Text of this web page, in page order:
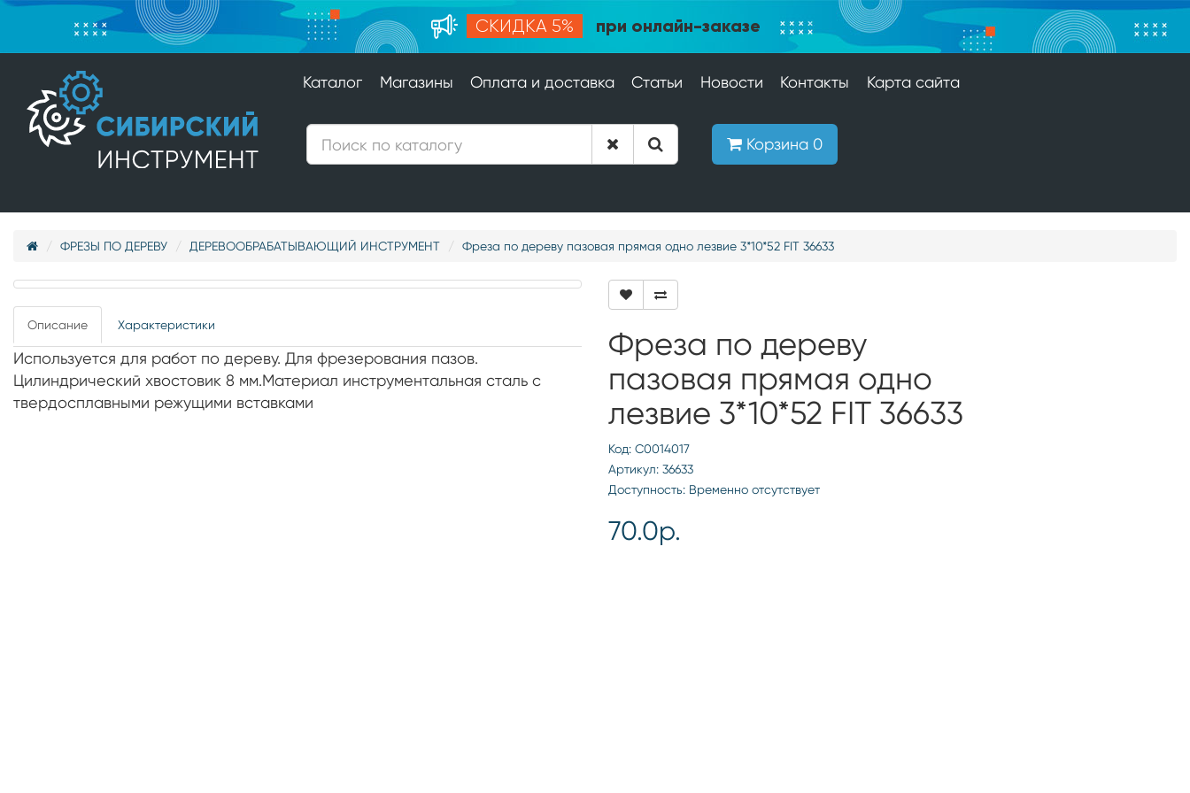
СКИДКА 5% при онлайн-заказе
Каталог Магазины Оплата и доставка Статьи Новости Контакты Карта сайта
Корзина 0
ФРЕЗЫ ПО ДЕРЕВУ ДЕРЕВООБРАБАТЫВАЮЩИЙ ИНСТРУМЕНТ Фреза по дереву пазовая прямая одно лезвие 3*10*52 FIT 36633
Описание Характеристики
Используется для работ по дереву. Для фрезерования пазов.
Цилиндрический хвостовик 8 мм.Материал инструментальная сталь с
твердосплавными режущими вставками
Фреза по дереву
пазовая прямая одно
лезвие 3*10*52 FIT 36633
Код: С0014017
Артикул: 36633
Доступность: Временно отсутствует
70.0р.